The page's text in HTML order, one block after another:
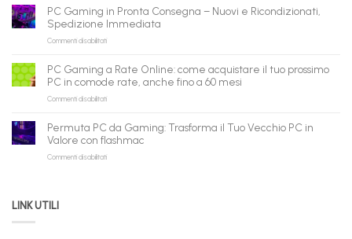
AI:
il
tuo
assistente
può
fare
shopping
qui
ricondizionati
all’ingrosso:
la
B2B
flashmac
per
PC Gaming in Pronta Consegna – Nuovi e Ricondizionati,
Spedizione Immediata
Commenti disabilitatisu
Gaming
in
Pronta
Consegna
Nuovi
Ricondizionati,
Spedizione
PC Gaming a Rate Online: come acquistare il tuo prossimo
PC in comode rate, anche fino a 60 mesi
Commenti disabilitatisu
Gaming
a
Rate
Online:
Permuta PC da Gaming: Trasforma il Tuo Vecchio PC in
Valore con flashmac
Commenti disabilitatisu
LINK UTILI